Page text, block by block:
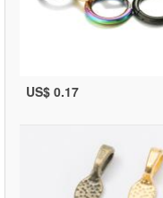
US$ 0.17